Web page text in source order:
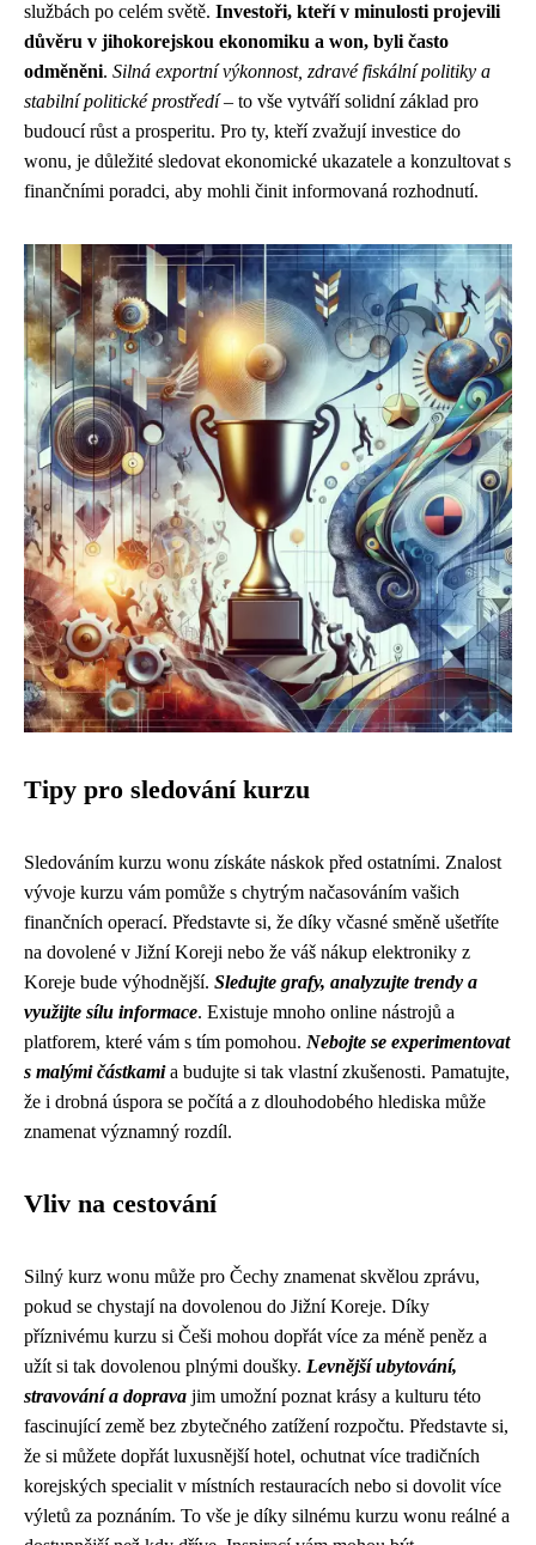
službách po celém světě. Investoři, kteří v minulosti projevili
důvěru v jihokorejskou ekonomiku a won, byli často
odměněni. Silná exportní výkonnost, zdravé fiskální politiky a
stabilní politické prostředí– to vše vytváří solidní základ pro
budoucí růst a prosperitu. Pro ty, kteří zvažují investice do
wonu, je důležité sledovat ekonomické ukazatele a konzultovat s
finančními poradci, aby mohli činit informovaná rozhodnutí.
Tipy pro sledování kurzu
Sledováním kurzu wonu získáte náskok před ostatními. Znalost
vývoje kurzu vám pomůže s chytrým načasováním vašich
finančních operací. Představte si, že díky včasné směně ušetříte
na dovolené v Jižní Koreji nebo že váš nákup elektroniky z
Koreje bude výhodnější. Sledujte grafy, analyzujte trendy a
využijte sílu informace. Existuje mnoho online nástrojů a
platforem, které vám s tím pomohou. Nebojte se experimentovat
s malými částkamia budujte si tak vlastní zkušenosti. Pamatujte,
že i drobná úspora se počítá a z dlouhodobého hlediska může
znamenat významný rozdíl.
Vliv na cestování
Silný kurz wonu může pro Čechy znamenat skvělou zprávu,
pokud se chystají na dovolenou do Jižní Koreje. Díky
příznivému kurzu si Češi mohou dopřát více za méně peněz a
užít si tak dovolenou plnými doušky. Levnější ubytování,
stravování a doprava jim umožní poznat krásy a kulturu této
fascinující země bez zbytečného zatížení rozpočtu. Představte si,
že si můžete dopřát luxusnější hotel, ochutnat více tradičních
korejských specialit v místních restauracích nebo si dovolit více
výletů za poznáním. To vše je díky silnému kurzu wonu reálné a